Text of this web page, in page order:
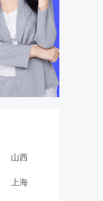
山西
上海